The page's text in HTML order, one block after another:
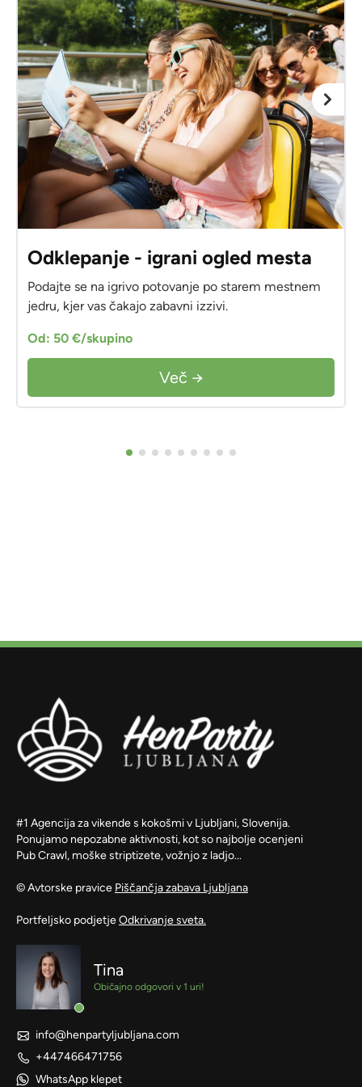
Odklepanje - igrani ogled mesta
Podajte se na igrivo potovanje po starem mestnem
jedru, kjer vas čakajo zabavni izzivi.
Od: 50 €/skupino
Več →
#1 Agencija za vikende s kokošmi v Ljubljani, Slovenija.
Ponujamo nepozabne aktivnosti, kot so najbolje ocenjeni
Pub Crawl, moške striptizete, vožnjo z ladjo...
© Avtorske pravice Piščančja zabava Ljubljana
Portfeljsko podjetjeOdkrivanje sveta.
Tina
Običajno odgovori v 1 uri!
info@henpartyljubljana.com
+447466471756
WhatsApp klepet